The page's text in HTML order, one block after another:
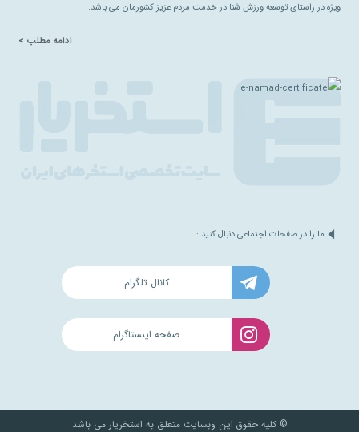
ویژه در راستای توسعه ورزش شنا در خدمت مردم عزیز کشورمان می باشد.
ادامه مطلب >
ما را در صفحات اجتماعی دنبال کنید :
کانال تلگرام
صفحه اینستاگرام
© کلیه حقوق این وبسایت متعلق به استخریار می باشد